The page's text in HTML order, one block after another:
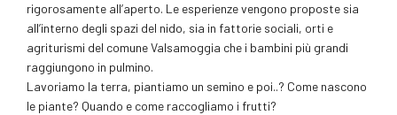
rigorosamente all’aperto. Le esperienze vengono proposte sia
all’interno degli spazi del nido, sia in fattorie sociali, orti e
agriturismi del comune Valsamoggia che i bambini più grandi
raggiungono in pulmino.
Lavoriamo la terra, piantiamo un semino e poi..? Come nascono
le piante? Quando e come raccogliamo i frutti?